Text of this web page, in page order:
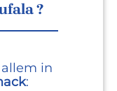
?
in
: